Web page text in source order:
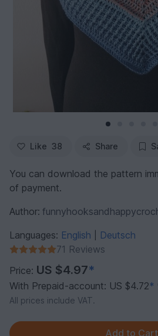
Like 38 Share
You can download the pattern
of payment.
Author:
Languages: English
Deutsch
71 Reviews
Price: US $4.97*
With Prepaid-account: US $4.72*
All prices include VAT.